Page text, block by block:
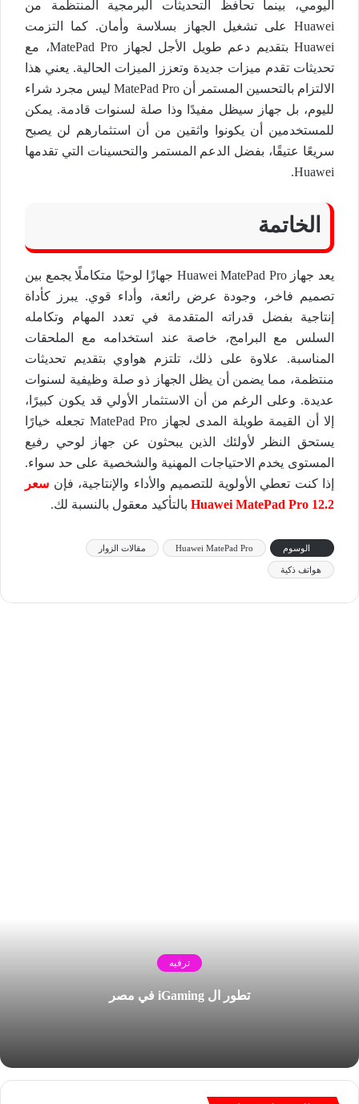
اليومي، بينما تحافظ التحديثات البرمجية المنتظمة من
Huawei على تشغيل الجهاز بسلاسة وأمان. كما التزمت
Huawei بتقديم دعم طويل الأجل لجهاز MatePad Pro، مع
تحديثات تقدم ميزات جديدة وتعزز الميزات الحالية. يعني هذا
الالتزام بالتحسين المستمر أن MatePad Pro ليس مجرد شراء
لليوم، بل جهاز سيظل مفيدًا وذا صلة لسنوات قادمة. يمكن
للمستخدمين أن يكونوا واثقين من أن استثمارهم لن يصبح
سريعًا عتيقًا، بفضل الدعم المستمر والتحسينات التي تقدمها
Huawei.
الخاتمة
يعد جهاز Huawei MatePad Pro جهازًا لوحيًا متكاملًا يجمع بين
تصميم فاخر، وجودة عرض رائعة، وأداء قوي. يبرز كأداة
إنتاجية بفضل قدراته المتقدمة في تعدد المهام وتكامله
السلس مع البرامج، خاصة عند استخدامه مع الملحقات
المناسبة. علاوة على ذلك، تلتزم هواوي بتقديم تحديثات
منتظمة، مما يضمن أن يظل الجهاز ذو صلة وظيفية لسنوات
عديدة. وعلى الرغم من أن الاستثمار الأولي قد يكون كبيرًا،
إلا أن القيمة طويلة المدى لجهاز MatePad Pro تجعله خيارًا
يستحق النظر لأولئك الذين يبحثون عن جهاز لوحي رفيع
المستوى يخدم الاحتياجات المهنية والشخصية على حد سواء.
إذا كنت تعطي الأولوية للتصميم والأداء والإنتاجية، فإن سعر
Huawei MatePad Pro 12.2 بالتأكيد معقول بالنسبة لك.
الوسوم Huawei MatePad Pro مقالات الزوار
هواتف ذكية
ترفيه
تطور ال iGaming في مصر